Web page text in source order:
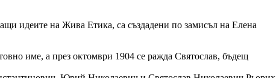
идеите на Жива Етика, са създадени по замисъл на Елена
име, а през октомври 1904 се ражда Святослав, бъдещ